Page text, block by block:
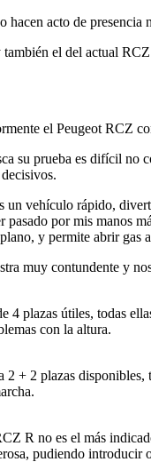
hacen acto de
el del actual
el Peugeot RCZ
su prueba es difícil no
vehículo rápido,
pasado por mis manos
y permite abrir gas
muy contundente y
4 plazas útiles, todas
con la altura.
+ 2 plazas disponibles,
R no es el más
pudiendo introducir